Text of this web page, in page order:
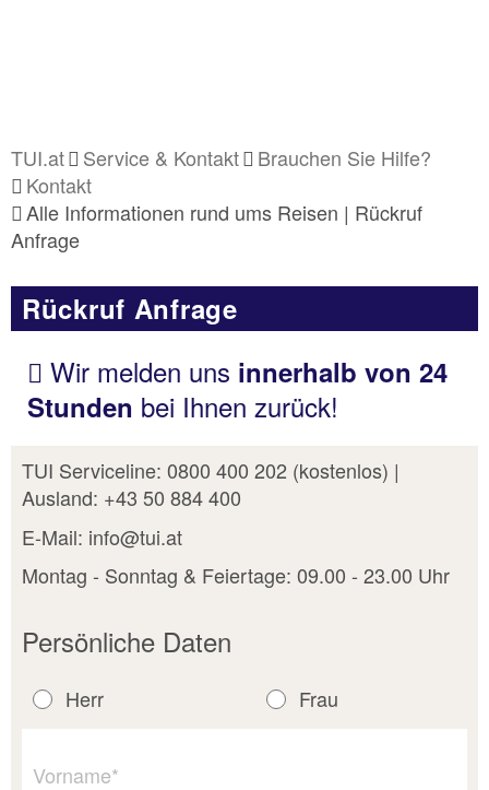
TUI.at Service & Kontakt
Brauchen Sie Hilfe?
Kontakt
Alle Informationen rund ums Reisen | Rückruf
Anfrage
Rückruf Anfrage
Wir melden uns innerhalb von 24
Stunden bei Ihnen zurück!
TUI Serviceline: 0800 400 202 (kostenlos) |
Ausland: +43 50 884 400
E-Mail: info@tui.at
Montag - Sonntag & Feiertage: 09.00 - 23.00 Uhr
Persönliche Daten
Herr Frau
Vorname*